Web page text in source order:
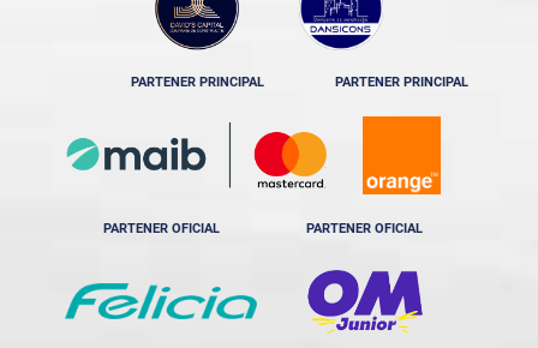
PARTENER PRINCIPAL PARTENER PRINCIPAL
PARTENER OFICIAL PARTENER OFICIAL